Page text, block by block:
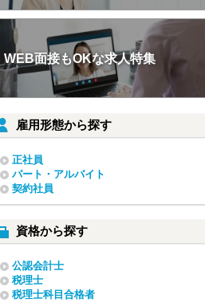
WEB面接もOKな求人特集
雇用形態から探す
正社員
パート・アルバイト
契約社員
資格から探す
公認会計士
税理士
税理士科目合格者